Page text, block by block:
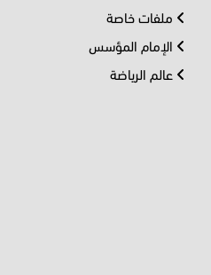
ملفات خاصة
الإمام المؤسس
عالم الرياضة